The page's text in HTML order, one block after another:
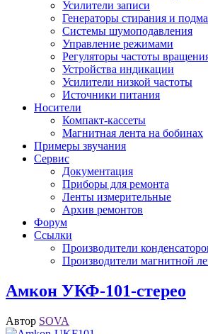
Усилители записи
Генераторы стирания и
Системы шумоподавления
Управление режимами
Регуляторы частоты
Устройства индикации
Усилители низкой частоты
Источники питания
Носители
Компакт-кассеты
Магнитная лента на бобинах
Примеры звучания
Сервис
Документация
Приборы для ремонта
Ленты измерительные
Архив ремонтов
Форум
Ссылки
Производители
Производители магнитной
Амкон УКФ-101-стерео
Автор SOVA